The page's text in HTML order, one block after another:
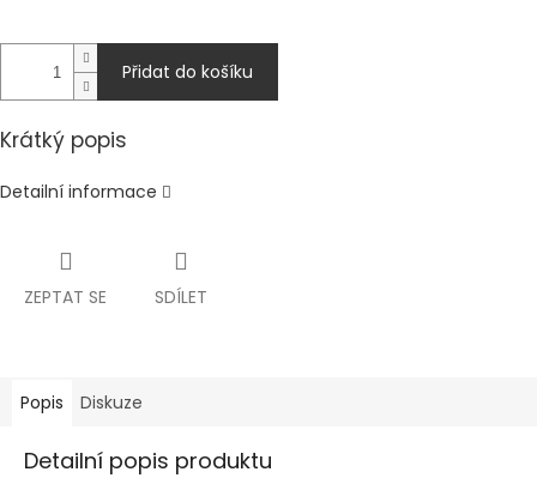
Přidat do košíku
Krátký popis
Detailní informace
ZEPTAT SE SDÍLET
Popis Diskuze
Detailní popis produktu